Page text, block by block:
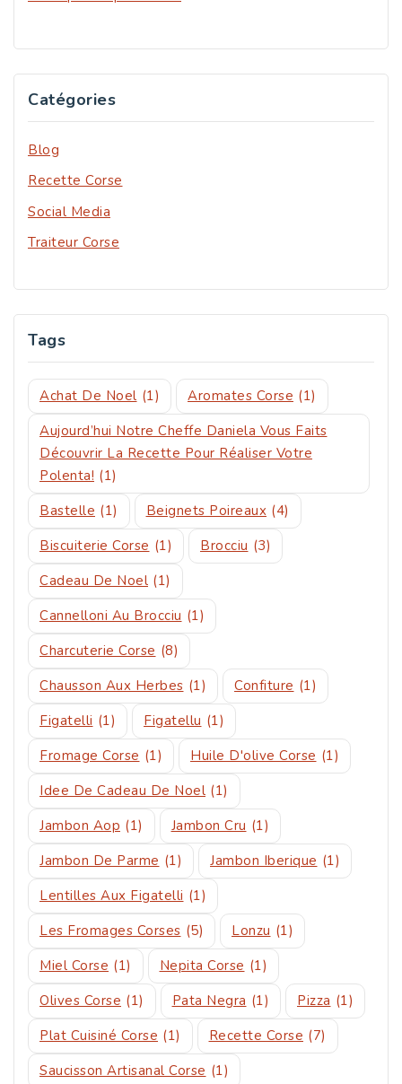
Catégories
Blog
Recette Corse
Social Media
Traiteur Corse
Tags
Achat De Noel (1) Aromates Corse (1)
Aujourd’hui Notre Cheffe Daniela Vous Faits
Découvrir La Recette Pour Réaliser Votre
Polenta! (1)
Bastelle (1) Beignets Poireaux (4)
Biscuiterie Corse (1) Brocciu (3)
Cadeau De Noel (1)
Cannelloni Au Brocciu (1)
Charcuterie Corse (8)
Chausson Aux Herbes (1) Confiture (1)
Figatelli (1) Figatellu (1)
Fromage Corse (1) Huile D'olive Corse (1)
Idee De Cadeau De Noel (1)
Jambon Aop (1) Jambon Cru (1)
Jambon De Parme (1) Jambon Iberique (1)
Lentilles Aux Figatelli (1)
Les Fromages Corses (5) Lonzu (1)
Miel Corse (1) Nepita Corse (1)
Olives Corse (1) Pata Negra (1) Pizza (1)
Plat Cuisiné Corse (1) Recette Corse (7)
Saucisson Artisanal Corse (1)